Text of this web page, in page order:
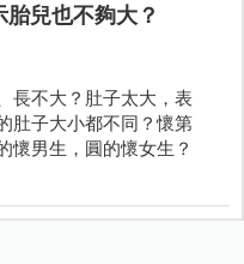
兒也不夠大？
長不大？肚子太大，表
肚子大小都不同？懷第
懷男生，圓的懷女生？